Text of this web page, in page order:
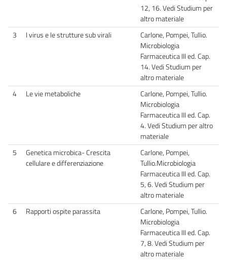
12, 16. Vedi Studium per
altro materiale
3
I virus e le strutture sub virali
Carlone, Pompei, Tullio.
Microbiologia
Farmaceutica III ed. Cap.
14. Vedi Studium per
altro materiale
4
Le vie metaboliche
Carlone, Pompei, Tullio.
Microbiologia
Farmaceutica III ed. Cap.
4. Vedi Studium per altro
materiale
5
Genetica microbica- Crescita
cellulare e differenziazione
Carlone, Pompei,
Tullio.Microbiologia
Farmaceutica III ed. Cap.
5, 6. Vedi Studium per
altro materiale
6
Rapporti ospite parassita
Carlone, Pompei, Tullio.
Microbiologia
Farmaceutica III ed. Cap.
7, 8. Vedi Studium per
altro materiale